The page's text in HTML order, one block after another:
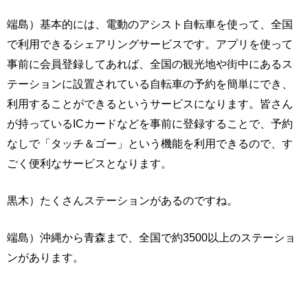
端島）基本的には、電動のアシスト自転車を使って、全国
で利用できるシェアリングサービスです。アプリを使って
事前に会員登録してあれば、全国の観光地や街中にあるス
テーションに設置されている自転車の予約を簡単にでき、
利用することができるというサービスになります。皆さん
が持っているICカードなどを事前に登録することで、予約
なしで「タッチ＆ゴー」という機能を利用できるので、す
ごく便利なサービスとなります。
黒木）たくさんステーションがあるのですね。
端島）沖縄から青森まで、全国で約3500以上のステーショ
ンがあります。